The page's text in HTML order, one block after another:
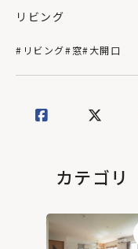
リビング
#リビング#窓#大開口
カテゴリ